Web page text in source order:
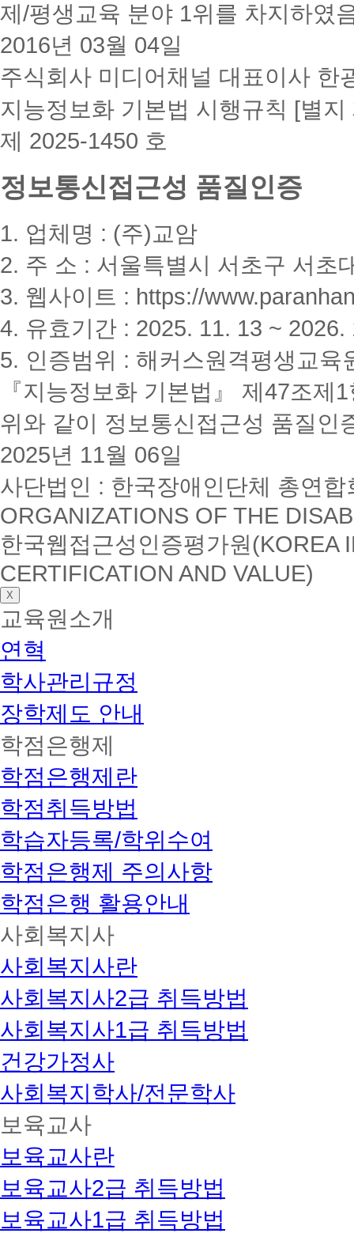
제/평생교육 분야 1위를 차지하였
2016년 03월 04일
주식회사 미디어채널 대표이사 한
지능정보화 기본법 시행규칙 [별지
제 2025-1450 호
정보통신접근성 품질인증
1. 업체명 : (주)교암
2. 주 소 : 서울특별시 서초구 서초
3. 웹사이트 : https://
4. 유효기간 : 2025. 11. 13 ~ 2026.
5. 인증범위 : 해커스원격평생교육
『지능정보화 기본법』 제47조
위와 같이 정보통신접근성 품질인
2025년 11월 06일
사단법인 : 한국장애인단체 총연
ORGANIZATIONS OF THE
한국웹접근성인증평가원(KOREA
CERTIFICATION AND VALUE)
X
교육원소개
연혁
학사관리규정
장학제도 안내
학점은행제
학점은행제란
학점취득방법
학습자등록/학위수여
학점은행제 주의사항
학점은행 활용안내
사회복지사
사회복지사란
사회복지사2급 취득방법
사회복지사1급 취득방법
건강가정사
사회복지학사/전문학사
보육교사
보육교사란
보육교사2급 취득방법
보육교사1급 취득방법